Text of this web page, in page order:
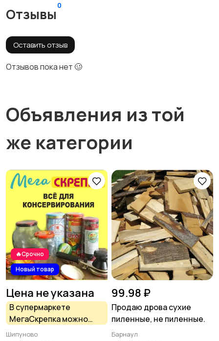
Отзывы
0
Оставить отзыв
Отзывов пока нет 🥴
Объявления из той
же категории
🔥Срочно
Новый товар
Цена не указана
В супермаркете
МегаСкрепка можно
приобрести всё для
Шипуново
99.98 ₽
Продаю дрова сухие
пиленные, не пиленные.
Барнаул